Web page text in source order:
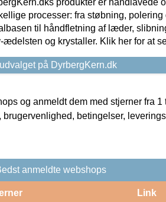
processer: fra støbning,
til håndfletning af læder,
ædelsten og krystaller. Klik her for at
på DyrbergKern.dk
og anmeldt dem med stjerner fra 1
betingelser,
anmeldte webshops
Link